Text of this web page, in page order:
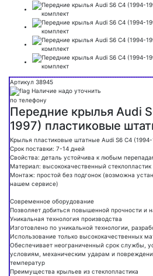
Артикул 38945
Наличие надо уточнить
по телефону
Передние крылья Audi
1997) пластиковые
Крылья пластиковые штатные Audi S6 C4
Срок поставки: 7-14 дней
Свойства: деталь устойчива к любым
Материал: высококачественный стеклопластик
Монтаж: простой без подгонок (возможна
нашем сервисе)
Современное оборудование
Позволяет добиться повышенной прочности и
Уникальная технология производства
Изготовлено по уникальной технологии,
Использование только высококачественных
Обеспечивает неограниченный срок службы,
условиям, механическим ударам и
температур
Преимущества крыльев из стеклопластика